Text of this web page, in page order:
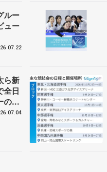
ルー
ュー
ら新
全日
の島